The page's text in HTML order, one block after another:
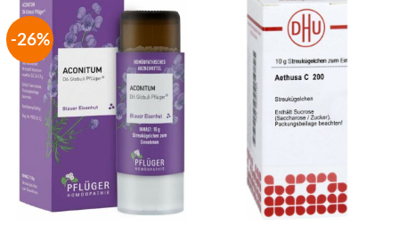
-26%